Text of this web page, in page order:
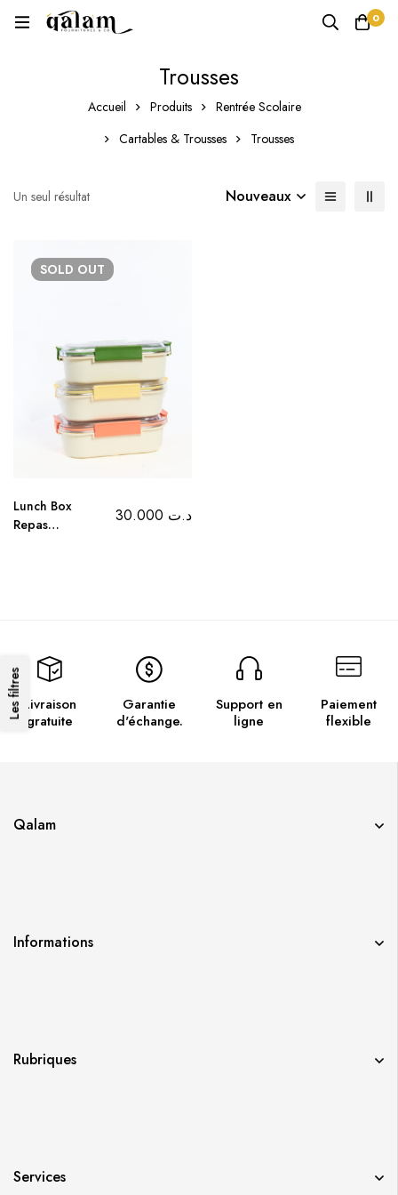
0
Trousses
Accueil Produits
Rentrée Scolaire
Cartables & Trousses
Trousses
Les filtres
Un seul résultat Nouveaux
SOLD OUT
Lunch Box
Repas
د.ت
Livraison
gratuite
Garantie
d'échange.
Support en
ligne
Paiement
flexible
Qalam
Informations
Rubriques
Services